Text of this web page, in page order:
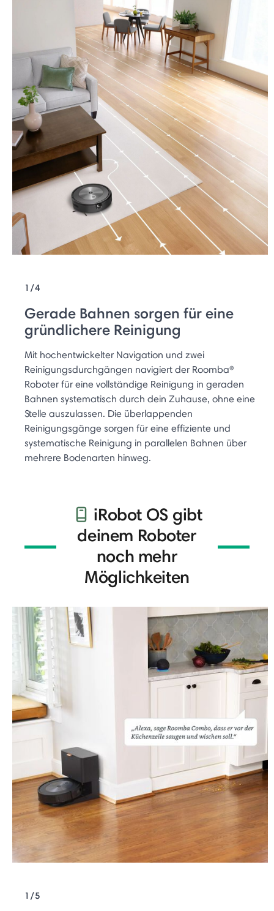
1/4
Gerade Bahnen sorgen für eine
gründlichere Reinigung
Mit hochentwickelter Navigation und zwei
Reinigungsdurchgängen navigiert der Roomba®
Roboter für eine vollständige Reinigung in geraden
Bahnen systematisch durch dein Zuhause, ohne eine
Stelle auszulassen. Die überlappenden
Reinigungsgänge sorgen für eine effiziente und
systematische Reinigung in parallelen Bahnen über
mehrere Bodenarten hinweg.
iRobot OS gibt
deinem Roboter
noch mehr
Möglichkeiten
1/5